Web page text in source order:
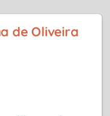
de Oliveira